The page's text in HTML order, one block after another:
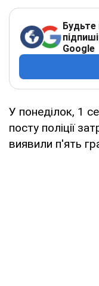
Будьте
Google
У понеділок, 1
посту поліції
виявили п'ять